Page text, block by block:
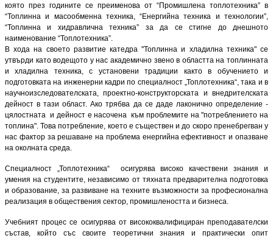
която през годините се преименова от “Промишлена топлотехника” в
“Топлинна и масообменна техника, “Енергийна техника и технологии”,
“Топлинна и хидравлична техника” за да се стигне до днешното
наименование “Топлотехника”.
В хода на своето развитие катедра "Топлинна и хладилна техника" се
утвърди като водещото у нас академично звено в областта на топлинната
и хладилна техника, с установени традиции както в обучението и
подготовката на инженерни кадри по специалност „Топлотехника“, така и в
научноизследователската, проектно-конструкторската и внедрителската
дейност в тази област. Ако трябва да се даде лаконично определение -
цялостната и дейност е насочена към проблемите на "потреблението на
топлина". Това потребление, което е съществен и до скоро пренебрегван у
нас фактор за решаване на проблема енергийна ефективност и опазване
на околната среда.
Специалност „Топлотехника“ осигурява високо качествени знания и
умения на студентите, независимо от тяхната предварителна подготовка
и образование, за развиване на техните възможности за професионална
реализация в обществения сектор, промишлеността и бизнеса.
Учебният процес се осигурява от висококвалифициран преподавателски
състав, който със своите теоретични знания и практически опит